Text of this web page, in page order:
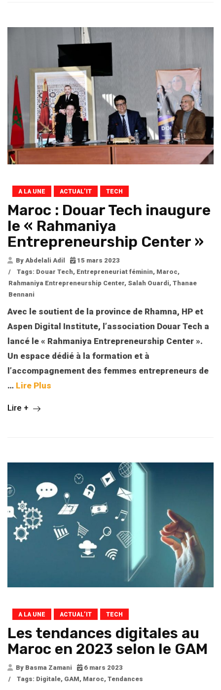
A LA UNE ACTUAL’IT TECH
Maroc : Douar Tech inaugure
le « Rahmaniya
Entrepreneurship Center »
By Abdelali Adil
15 mars 2023
/
Tags: Douar Tech, Entrepreneuriat féminin, Maroc,
Rahmaniya Entrepreneurship Center, Salah Ouardi, Thanae
Bennani
Avec le soutient de la province de Rhamna, HP et
Aspen Digital Institute, l’association Douar Tech a
lancé le « Rahmaniya Entrepreneurship Center ».
Un espace dédié à la formation et à
l’accompagnement des femmes entrepreneurs de
… Lire Plus
Lire +
A LA UNE ACTUAL’IT TECH
Les tendances digitales au
Maroc en 2023 selon le GAM
By Basma Zamani
6 mars 2023
/
Tags: Digitale, GAM, Maroc, Tendances